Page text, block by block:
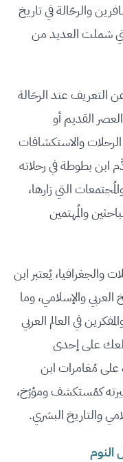
والرحّالة في تاريخ
شملت العديد من
التعريف عند الرحَالة
القديم أو
والاستكشافات
ابن بطوطة في رحلاته
التي زارها،
والمُهتمين
والجغرافيا، يُعتبر ابن
والإسلامي، وما
في العالم العربي
على إحدى
مُغامرات ابن
كمُستكشف ومؤرّخ،
والتاريخ البشري.